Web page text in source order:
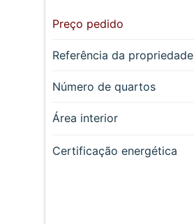
Preço pedido
Referência da propriedade
Número de quartos
Área interior
Certificação energética